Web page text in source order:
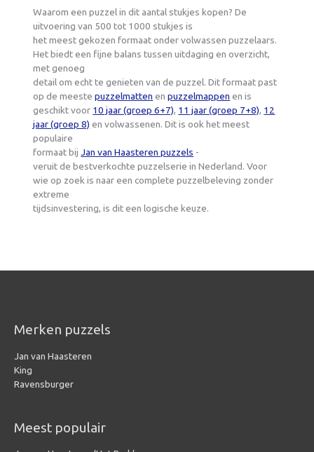
Waarom een puzzel in dit aantal stukjes kopen? De
uitvoering van 500 tot 1000 stukjes is
het meest gekozen formaat onder volwassen puzzelaars.
Het biedt een fijne balans tussen uitdaging en overzicht,
met genoeg
detail om echt te genieten van de puzzel. Dit formaat past
op de meestepuzzelmatten enpuzzelmappen en is
geschikt voor 10 jaar (groep 6+7), 11 jaar (groep 7+8), 12
jaar (groep 8) en volwassenen. Dit is ook het meest
populaire
formaat bijJan van Haasteren puzzels -
veruit de bestverkochte puzzelserie in Nederland. Voor
wie op zoek is naar een complete puzzelbeleving zonder
extreme
tijdsinvestering, is dit een logische keuze.
Merken puzzels
Jan van Haasteren
King
Ravensburger
Meest populair